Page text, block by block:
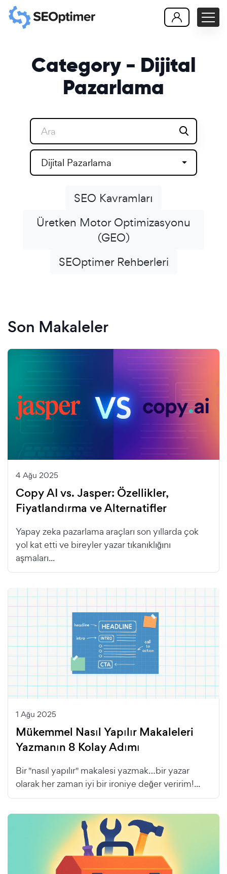
Category - Dijital
Pazarlama
Dijital Pazarlama
SEO Kavramları
Üretken Motor Optimizasyonu
(GEO)
SEOptimer Rehberleri
Son Makaleler
4 Ağu 2025
Copy AI vs. Jasper: Özellikler,
Fiyatlandırma ve Alternatifler
Yapay zeka pazarlama araçları son yıllarda çok
yol kat etti ve bireyler yazar tıkanıklığını
aşmaları...
1 Ağu 2025
Mükemmel Nasıl Yapılır Makaleleri
Yazmanın 8 Kolay Adımı
Bir "nasıl yapılır" makalesi yazmak…bir yazar
olarak her zaman iyi bir ironiye değer veririm!...